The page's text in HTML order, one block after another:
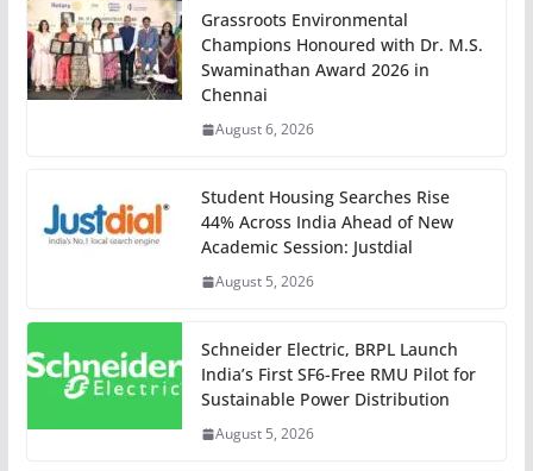
Grassroots Environmental
Champions Honoured with Dr. M.S.
Swaminathan Award 2026 in
Chennai
August 6, 2026
Student Housing Searches Rise
44% Across India Ahead of New
Academic Session: Justdial
August 5, 2026
Schneider Electric, BRPL Launch
India’s First SF6-Free RMU Pilot for
Sustainable Power Distribution
August 5, 2026